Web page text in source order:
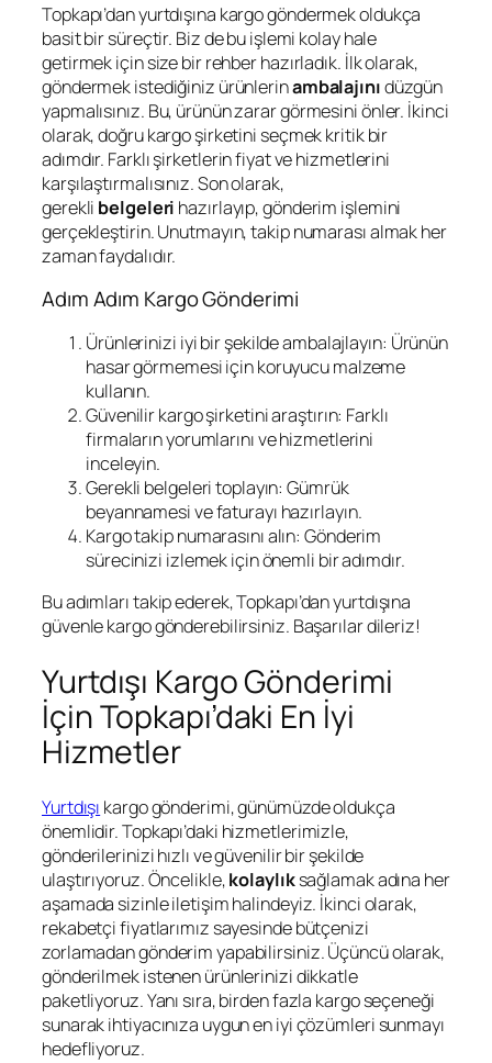
Topkapı’dan yurtdışına kargo göndermek oldukça
basit bir süreçtir. Biz de bu işlemi kolay hale
getirmek için size bir rehber hazırladık. İlk olarak,
göndermek istediğiniz ürünlerinambalajınıdüzgün
yapmalısınız. Bu, ürünün zarar görmesini önler. İkinci
olarak, doğru kargo şirketini seçmek kritik bir
adımdır. Farklı şirketlerin fiyat ve hizmetlerini
karşılaştırmalısınız. Son olarak,
gerekli belgeleri hazırlayıp, gönderim işlemini
gerçekleştirin. Unutmayın, takip numarası almak her
zaman faydalıdır.
Adım Adım Kargo Gönderimi
Ürünlerinizi iyi bir şekilde ambalajlayın: Ürünün
hasar görmemesi için koruyucu malzeme
kullanın.
Güvenilir kargo şirketini araştırın: Farklı
firmaların yorumlarını ve hizmetlerini
inceleyin.
Gerekli belgeleri toplayın: Gümrük
beyannamesi ve faturayı hazırlayın.
Kargo takip numarasını alın: Gönderim
sürecinizi izlemek için önemli bir adımdır.
Bu adımları takip ederek, Topkapı’dan yurtdışına
güvenle kargo gönderebilirsiniz. Başarılar dileriz!
Yurtdışı Kargo Gönderimi
İçin Topkapı’daki En İyi
Hizmetler
Yurtdışı kargo gönderimi, günümüzde oldukça
önemlidir. Topkapı’daki hizmetlerimizle,
gönderilerinizi hızlı ve güvenilir bir şekilde
ulaştırıyoruz. Öncelikle,kolaylıksağlamak adına her
aşamada sizinle iletişim halindeyiz. İkinci olarak,
rekabetçi fiyatlarımız sayesinde bütçenizi
zorlamadan gönderim yapabilirsiniz. Üçüncü olarak,
gönderilmek istenen ürünlerinizi dikkatle
paketliyoruz. Yanı sıra, birden fazla kargo seçeneği
sunarak ihtiyacınıza uygun en iyi çözümleri sunmayı
hedefliyoruz.